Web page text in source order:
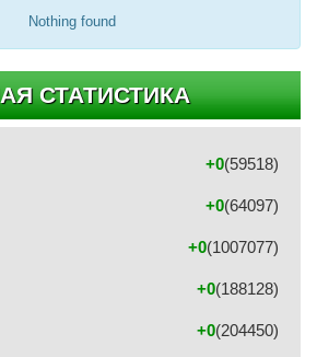
Nothing found
СТАТИСТИКА
(59518)
+0
(64097)
+0
(1007077)
+0
(188128)
+0
(204450)
+0